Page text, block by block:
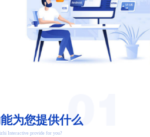
为您提供什么